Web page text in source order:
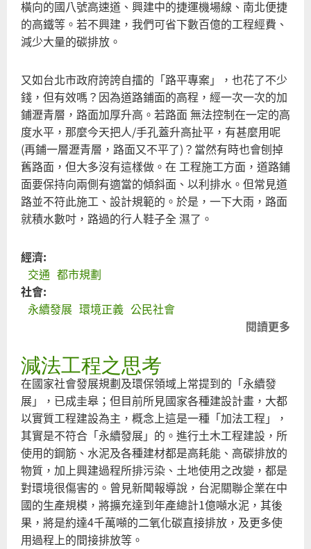
橫向的國八號高速道、興建中的捷運機場線、南北便捷
的高鐵等。若不興建，我們可省下數百億的工程經費、
減少大量的碳排放。
又如台北市政府誇誇自擂的「路平專案」，也花了不少
錢，但有效嗎？因為道路鋪面的高程，經一次一次的加
鋪瀝青層，路面加厚升高。若路面 無法控制在一定的高
度水平，那麼今天把人/手孔蓋升高扯平，有甚麼用呢
(再鋪一層瀝青層，路面又不平了)？當然有時也會刨掉
舊路面，但大多沒有這樣做。在 工程施工方面，道路鋪
面要保持向兩側有適當的傾斜面、以利排水。但常見道
路並不符此施工、設計規範的。於是，一下大雨，路面
就積水數吋，路過的行人鞋子全 濕了。
經濟:
交通 都市規劃
社會:
永續發展 環境正義 公民社會
閱讀更多
減法工程之思考
在國家社會發展規劃及環保領域上常提到的「永續發
展」，已成圭皋；但目前所見國家各種建設計畫，大都
以實質工程建設為主，概念上這是一種「加法工程」，
其實是不符合「永續發展」的。進行土木工程建設，所
使用的鋼筋、水泥及各種建材都是高耗能、高碳排放的
物質，加上興建過程所排污染、土地使用之改變，都是
對環境很傷害的。曾見新聞報導說，台泥關聯企業在中
國的生產規模，將擴充達到年產總計1億噸水泥，其後
果，將是約達4千萬噸的二氧化碳直接排放，及更多使
用過程上的間接排放等。